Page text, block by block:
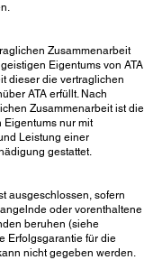
Zusammenarbeit
Eigentums von ATA
dieser die vertraglichen
ATA erfüllt. Nach
Zusammenarbeit ist die
Eigentums nur mit
Leistung einer
gestattet.
ausgeschlossen, sofern
oder vorenthaltene
beruhen (siehe
Erfolgsgarantie für die
nicht gegeben werden.